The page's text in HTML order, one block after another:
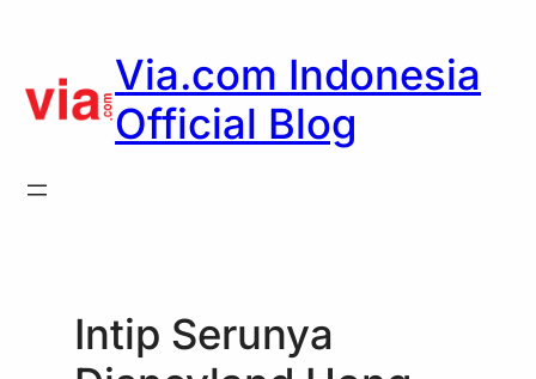
content
Via.com Indonesia
Official Blog
Intip Serunya